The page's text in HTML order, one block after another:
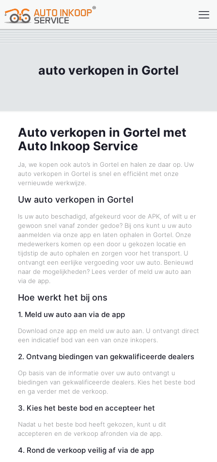
auto verkopen in Gortel
Auto verkopen in Gortel met
Auto Inkoop Service
Ja, we kopen ook auto’s in Gortel en halen ze daar op. Uw
auto verkopen in Gortel is snel en efficiënt met onze
vernieuwde werkwijze.
Uw auto verkopen in Gortel
Is uw auto beschadigd, afgekeurd voor de APK, of wilt u er
gewoon snel vanaf zonder gedoe? Bij ons kunt u uw auto
aanmelden via onze app en laten ophalen in Gortel. Onze
medewerkers komen op een door u gekozen locatie en
tijdstip de auto ophalen en zorgen voor het transport. U
ontvangt een eerlijke vergoeding voor uw auto. Benieuwd
naar de mogelijkheden? Lees verder of meld uw auto aan
via de app.
Hoe werkt het bij ons
1. Meld uw auto aan via de app
Download onze app en meld uw auto aan. U ontvangt direct
een indicatief bod van een van onze inkopers.
2. Ontvang biedingen van gekwalificeerde dealers
Op basis van de informatie over uw auto ontvangt u
biedingen van gekwalificeerde dealers. Kies het beste bod
en ga verder met de verkoop.
3. Kies het beste bod en accepteer het
Nadat u het beste bod heeft gekozen, kunt u dit
accepteren en de verkoop afronden via de app.
4. Rond de verkoop veilig af via de app